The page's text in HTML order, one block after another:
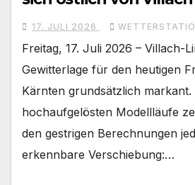
17. JULI 2026
Freitag, 17. Juli 2026 – Villach-
Gewitterlage für den heutigen
Kärnten grundsätzlich markant.
hochaufgelösten Modellläufe
den gestrigen Berechnungen
erkennbare Verschiebung:…